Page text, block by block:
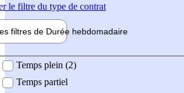
le filtre du type de contrat
filtres de Durée hebdomadaire
Temps plein (2)
Temps partiel